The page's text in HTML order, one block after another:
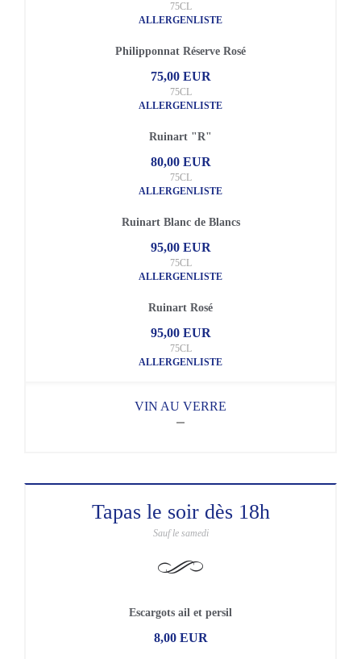
75CL
ALLERGENLISTE
Philipponnat Réserve Rosé
75,00 EUR
75CL
ALLERGENLISTE
Ruinart "R"
80,00 EUR
75CL
ALLERGENLISTE
Ruinart Blanc de Blancs
95,00 EUR
75CL
ALLERGENLISTE
Ruinart Rosé
95,00 EUR
75CL
ALLERGENLISTE
VIN AU VERRE
Tapas le soir dès 18h
Sauf le samedi
Escargots ail et persil
8,00 EUR